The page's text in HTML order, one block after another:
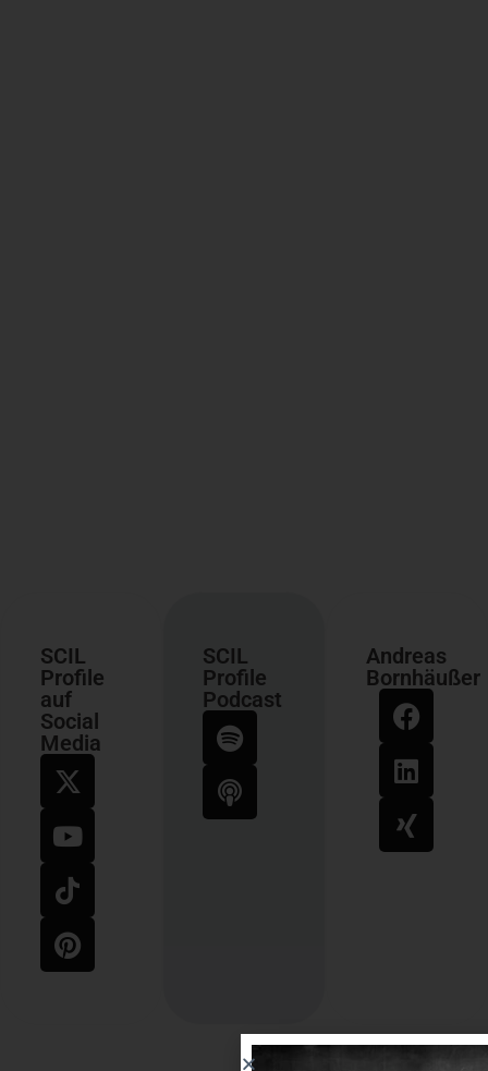
SCIL
Profile
auf
Social
Media
SCIL
Profile
Podcast
Andreas
Bornhäußer